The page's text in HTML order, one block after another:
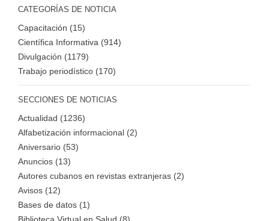
CATEGORÍAS DE NOTICIA
Capacitación (15)
Científica Informativa (914)
Divulgación (1179)
Trabajo periodístico (170)
SECCIONES DE NOTICIAS
Actualidad (1236)
Alfabetización informacional (2)
Aniversario (53)
Anuncios (13)
Autores cubanos en revistas extranjeras (2)
Avisos (12)
Bases de datos (1)